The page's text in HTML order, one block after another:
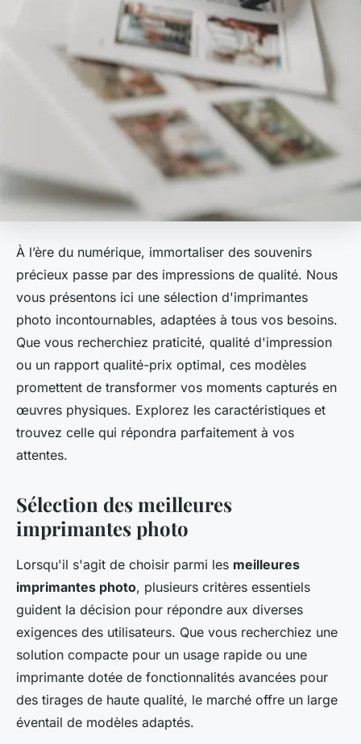
À l’ère du numérique, immortaliser des souvenirs
précieux passe par des impressions de qualité. Nous
vous présentons ici une sélection d'imprimantes
photo incontournables, adaptées à tous vos besoins.
Que vous recherchiez praticité, qualité d'impression
ou un rapport qualité-prix optimal, ces modèles
promettent de transformer vos moments capturés en
œuvres physiques. Explorez les caractéristiques et
trouvez celle qui répondra parfaitement à vos
attentes.
Sélection des meilleures
imprimantes photo
Lorsqu'il s'agit de choisir parmi les meilleures
imprimantes photo, plusieurs critères essentiels
guident la décision pour répondre aux diverses
exigences des utilisateurs. Que vous recherchiez une
solution compacte pour un usage rapide ou une
imprimante dotée de fonctionnalités avancées pour
des tirages de haute qualité, le marché offre un large
éventail de modèles adaptés.